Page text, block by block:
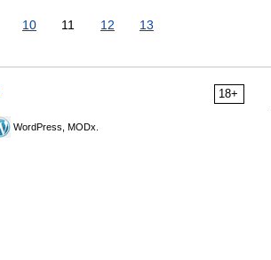
10 11 12 13
18+
WordPress, MODx.